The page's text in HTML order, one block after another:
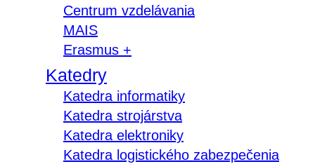
Centrum vzdelávania
MAIS
Erasmus +
Katedry
Katedra informatiky
Katedra strojárstva
Katedra elektroniky
Katedra logistického zabezpečenia